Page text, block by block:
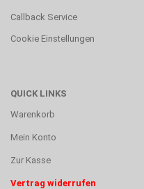
Callback Service
Cookie Einstellungen
QUICK LINKS
Warenkorb
Mein Konto
Zur Kasse
Vertrag widerrufen